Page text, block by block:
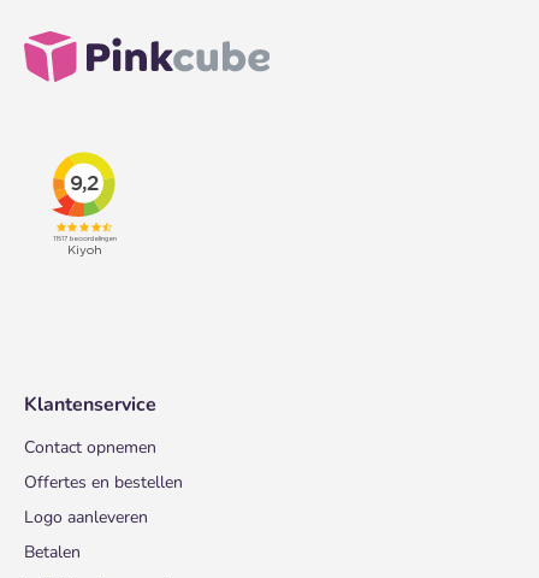
Klantenservice
Contact opnemen
Offertes en bestellen
Logo aanleveren
Betalen